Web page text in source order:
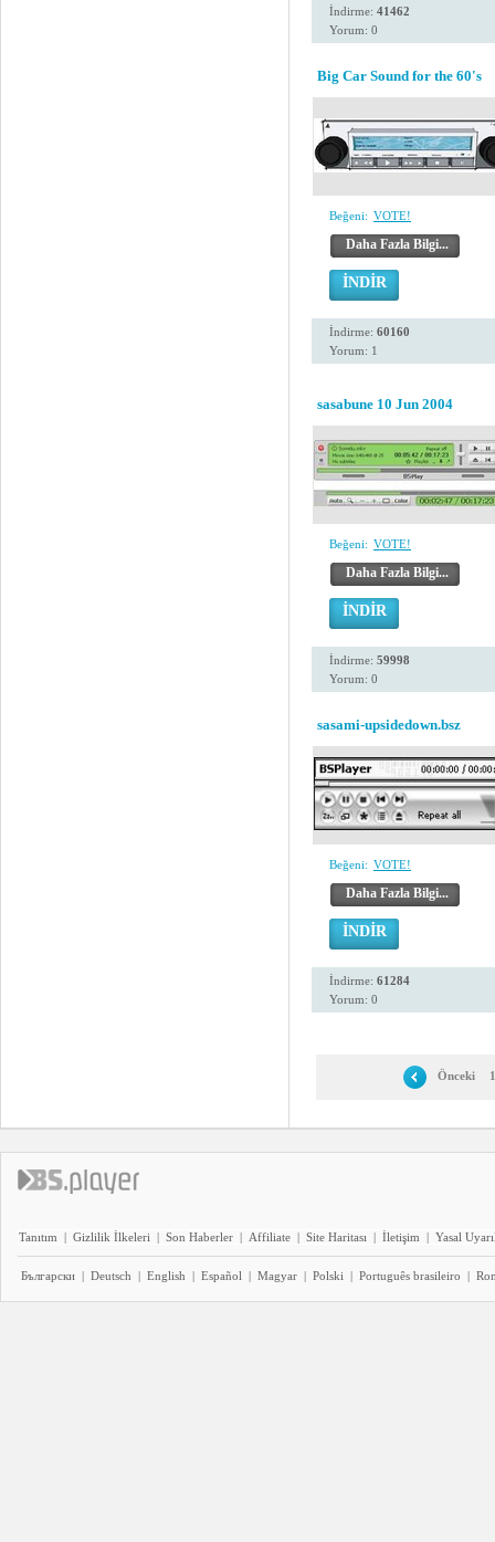
İndirme: 41462
Yorum: 0
Big Car Sound for the 60's
Beğeni: VOTE!
Daha Fazla Bilgi...
İNDİR
İndirme: 60160
Yorum: 1
sasabune 10 Jun 2004
Beğeni: VOTE!
Daha Fazla Bilgi...
İNDİR
İndirme: 59998
Yorum: 0
sasami-upsidedown.bsz
Beğeni: VOTE!
Daha Fazla Bilgi...
İNDİR
İndirme: 61284
Yorum: 0
Önceki
Tanıtım | Gizlilik İlkeleri | Son Haberler | Affiliate | Site Haritası | İletişim | Yasal
Български | Deutsch | English | Español | Magyar | Polski | Português brasileiro |